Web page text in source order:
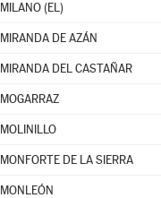
MILANO (EL)
MIRANDA DE AZÁN
MIRANDA DEL CASTAÑAR
MOGARRAZ
MOLINILLO
MONFORTE DE LA SIERRA
MONLEÓN